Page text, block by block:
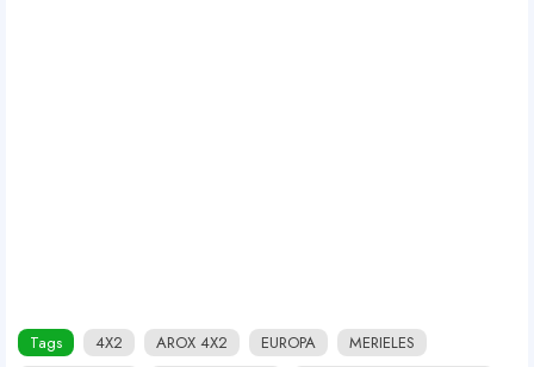
Tags 4X2 AROX 4X2 EUROPA
MERIELES